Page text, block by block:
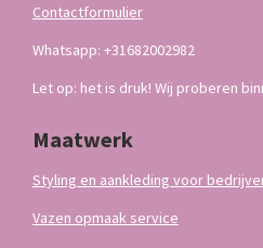
Contactformulier
Whatsapp: +31682002982
Let op: het is druk! Wij proberen
Maatwerk
Styling en aankleding voor
Vazen opmaak service